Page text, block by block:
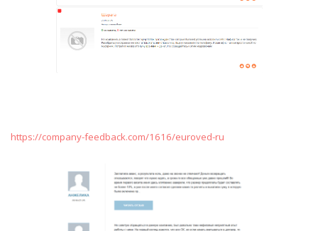
https://company-feedback.com/1616/euroved-ru